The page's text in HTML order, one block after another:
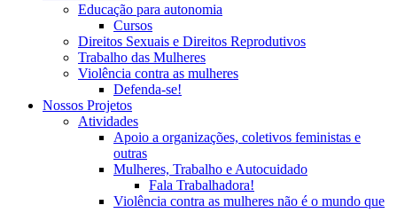
Educação para autonomia
Cursos
Direitos Sexuais e Direitos Reprodutivos
Trabalho das Mulheres
Violência contra as mulheres
Defenda-se!
Nossos Projetos
Atividades
Apoio a organizações, coletivos feministas e
outras
Mulheres, Trabalho e Autocuidado
Fala Trabalhadora!
Violência contra as mulheres não é o mundo que